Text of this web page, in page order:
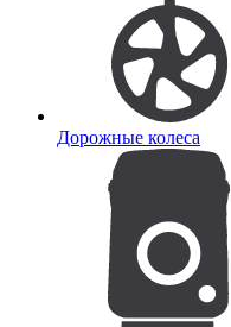
Дорожные колеса